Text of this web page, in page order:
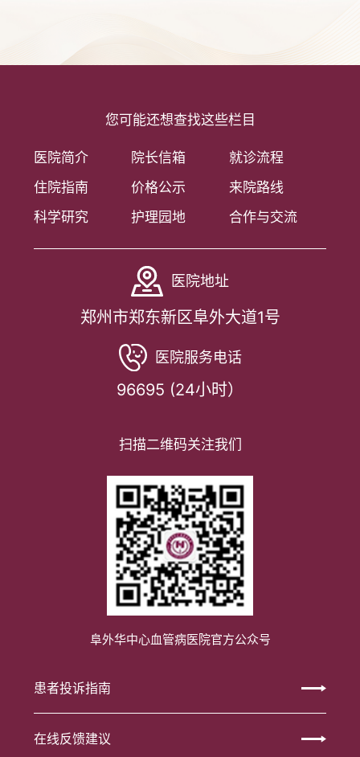
您可能还想查找这些栏目
医院简介 院长信箱
就诊流程
住院指南
价格公示
来院路线
科学研究
护理园地 合作与交流
医院地址
郑州市郑东新区阜外大道1号
医院服务电话
96695 (24小时）
扫描二维码关注我们
阜外华中心血管病医院官方公众号
患者投诉指南
在线反馈建议